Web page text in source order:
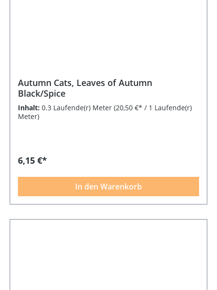
Autumn Cats, Leaves of Autumn
Black/Spice
Inhalt: 0.3 Laufende(r) Meter (20,50 €* / 1 Laufende(r)
Meter)
6,15 €*
In den Warenkorb